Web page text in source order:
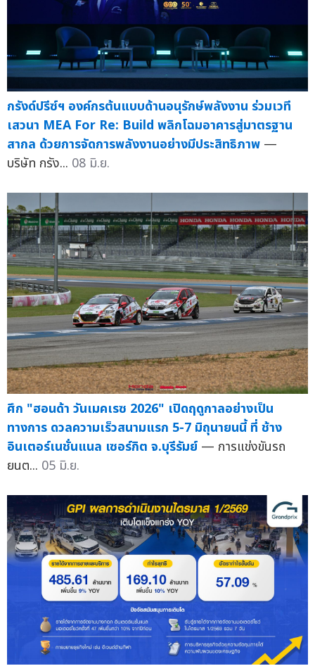
กรังด์ปรีซ์ฯ องค์กรต้นแบบด้านอนุรักษ์พลังงาน ร่วมเวที
เสวนา MEA For Re: Build พลิกโฉมอาคารสู่มาตรฐาน
สากล ด้วยการจัดการพลังงานอย่างมีประสิทธิภาพ —
บริษัท กรัง... 08 มิ.ย.
ศึก "ฮอนด้า วันเมคเรซ 2026" เปิดฤดูกาลอย่างเป็น
ทางการ ดวลความเร็วสนามแรก 5-7 มิถุนายนนี้ ที่ ช้าง
อินเตอร์เนชั่นแนล เซอร์กิต จ.บุรีรัมย์ — การแข่งขันรถ
ยนต... 05 มิ.ย.